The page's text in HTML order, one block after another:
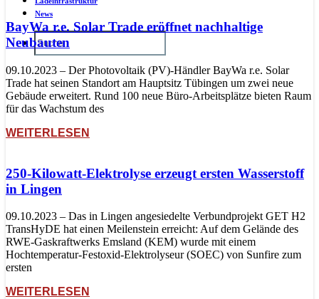
News
BayWa r.e. Solar Trade eröffnet nachhaltige
Neubauten
09.10.2023 – Der Photovoltaik (PV)-Händler BayWa r.e. Solar
Trade hat seinen Standort am Hauptsitz Tübingen um zwei neue
Gebäude erweitert. Rund 100 neue Büro-Arbeitsplätze bieten Raum
für das Wachstum des
WEITERLESEN
250-Kilowatt-Elektrolyse erzeugt ersten Wasserstoff
in Lingen
09.10.2023 – Das in Lingen angesiedelte Verbundprojekt GET H2
TransHyDE hat einen Meilenstein erreicht: Auf dem Gelände des
RWE-Gaskraftwerks Emsland (KEM) wurde mit einem
Hochtemperatur-Festoxid-Elektrolyseur (SOEC) von Sunfire zum
ersten
WEITERLESEN